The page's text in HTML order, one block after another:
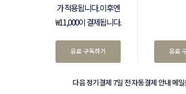
가 적용됩니다. 이후엔
₩11,000이 결제됩니다.
유료 구독하기 유료
다음 정기결제 7일 전 자동결제 안내 메